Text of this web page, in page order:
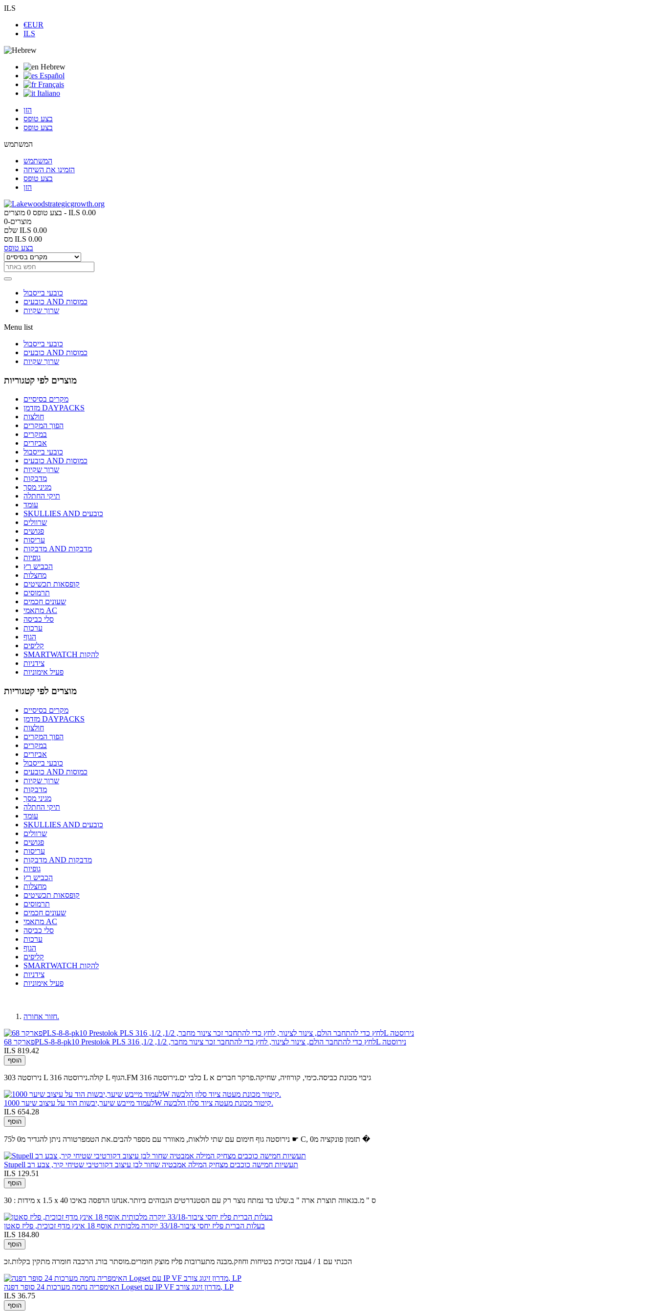
ILS
€EUR
ILS
Hebrew
Español
Français
Italiano
הזן
בצע טופס
בצע טופס
המשתמש
המשתמש
הזמינו את השיחה
בצע טופס
הזן
בצע טופס 0 מוצרים - ILS 0.00
0-מוצרים
שלם ILS 0.00
מס ILS 0.00
בצע טופס
כובעי בייסבול
כובעים AND כמוסות
שרוך שקיות
Menu list
כובעי בייסבול
כובעים AND כמוסות
שרוך שקיות
מוצרים לפי קטגוריות
מקרים בסיסיים
מזדמן DAYPACKS
חולצות
הפוך המקרים
במקרים
אביזרים
כובעי בייסבול
כובעים AND כמוסות
שרוך שקיות
מדבקות
מגיני מסך
תיקי החתלה
עומד
SKULLIES AND כובעים
שרוולים
פגושים
עריסות
מדבקות AND מדבקות
גופיות
הכביש רץ
מחצלות
קופסאות תכשיטים
תרמוסים
שעונים חכמים
מתאמי AC
סלי כביסה
ערכות
הגוף
קליפים
SMARTWATCH להקות
צידניות
פעיל אימוניות
מוצרים לפי קטגוריות
מקרים בסיסיים
מזדמן DAYPACKS
חולצות
הפוך המקרים
במקרים
אביזרים
כובעי בייסבול
כובעים AND כמוסות
שרוך שקיות
מדבקות
מגיני מסך
תיקי החתלה
עומד
SKULLIES AND כובעים
שרוולים
פגושים
עריסות
מדבקות AND מדבקות
גופיות
הכביש רץ
מחצלות
קופסאות תכשיטים
תרמוסים
שעונים חכמים
מתאמי AC
סלי כביסה
ערכות
הגוף
קליפים
SMARTWATCH להקות
צידניות
פעיל אימוניות
חזור אחורה.
פארקר 68PLS-8-8-pk10 Prestolok PLS לחץ כדי להתחבר הולם, צינור לצינור, לחץ כדי להתחבר זכר צינור מחבר, 1/2, 1/2, 316L נירוסטה
ILS 819.42
הוסף
נירוסטה 303 L קולה.נירוסטה 316 L הגוף.FM כלבי ים.נירוסטה 316 L גיבוי מכונת כביסה.כימי, קורוזיה, שחיקה.פרקר חברים א
לעמוד מייבש שיער,יבשות הוד על עיצוב שיער 1000W קיטור מכונת מעטה ציוד סלון הלבשה.
ILS 654.28
הוסף
נירוסטה גוף חימום עם שתי לולאות, מאוורר עם מספר להבים.את הטמפרטורה ניתן להגדיר מ0 ל75 ☛ C, תזמון פונקציה מ0 �
Stupell תעשיות חמישה כוכבים מצחיק המילה אמבטיה שחור לבן עיצוב דקורטיבי שטיחי קיר, צבע רב
ILS 129.51
הוסף
מידות : 30 x 1.5 x 40 ס " מ.בגאווה תוצרת ארה " ב.שלנו בד נמתח נוצר רק עם הסטנדרטים הגבוהים ביותר.אנחנו הדפסה באיכו
בעלות הברית פליז יחסי ציבור-33/18 יוקרה מלכותית אוסף 18 אינץ מדף זכוכית, פליז סאטן
ILS 184.80
הוסף
הכנתי עם 1 / 4עבה זכוכית בטיחות וחוזק.מבנה מתערובות פליז מוצק חומרים.מוסתר בורג הרכבה חומרה מתקין בקלות.זכ
האימפריה נחמה מערכות 24 סופר דפנה Logset עם IP VF מדרון זיגוג צורב, LP
ILS 36.75
הוסף